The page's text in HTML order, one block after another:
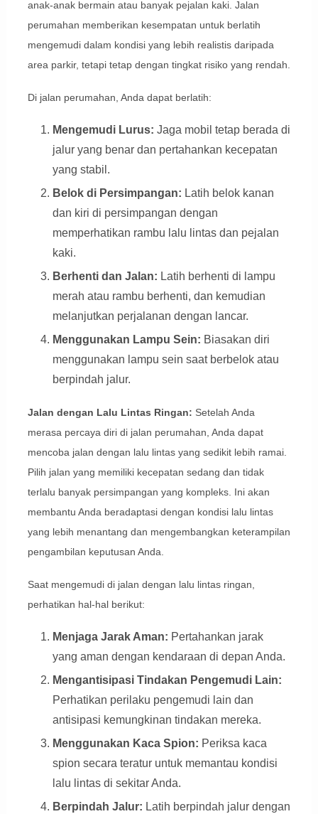
anak-anak bermain atau banyak pejalan kaki. Jalan
perumahan memberikan kesempatan untuk berlatih
mengemudi dalam kondisi yang lebih realistis daripada
area parkir, tetapi tetap dengan tingkat risiko yang rendah.
Di jalan perumahan, Anda dapat berlatih:
Mengemudi Lurus: Jaga mobil tetap berada di
jalur yang benar dan pertahankan kecepatan
yang stabil.
Belok di Persimpangan: Latih belok kanan
dan kiri di persimpangan dengan
memperhatikan rambu lalu lintas dan pejalan
kaki.
Berhenti dan Jalan: Latih berhenti di lampu
merah atau rambu berhenti, dan kemudian
melanjutkan perjalanan dengan lancar.
Menggunakan Lampu Sein: Biasakan diri
menggunakan lampu sein saat berbelok atau
berpindah jalur.
Jalan dengan Lalu Lintas Ringan: Setelah Anda
merasa percaya diri di jalan perumahan, Anda dapat
mencoba jalan dengan lalu lintas yang sedikit lebih ramai.
Pilih jalan yang memiliki kecepatan sedang dan tidak
terlalu banyak persimpangan yang kompleks. Ini akan
membantu Anda beradaptasi dengan kondisi lalu lintas
yang lebih menantang dan mengembangkan keterampilan
pengambilan keputusan Anda.
Saat mengemudi di jalan dengan lalu lintas ringan,
perhatikan hal-hal berikut:
Menjaga Jarak Aman: Pertahankan jarak
yang aman dengan kendaraan di depan Anda.
Mengantisipasi Tindakan Pengemudi Lain:
Perhatikan perilaku pengemudi lain dan
antisipasi kemungkinan tindakan mereka.
Menggunakan Kaca Spion: Periksa kaca
spion secara teratur untuk memantau kondisi
lalu lintas di sekitar Anda.
Berpindah Jalur: Latih berpindah jalur dengan